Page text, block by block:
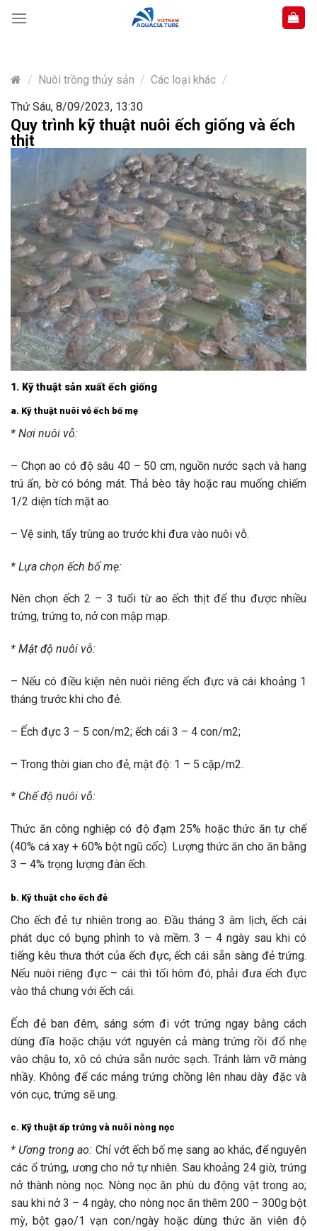
content
/ Nuôi trồng thủy sản / Các loại khác /
Thứ Sáu, 8/09/2023, 13:30
Quy trình kỹ thuật nuôi ếch giống và ếch
thịt
1. Kỹ thuật sản xuất ếch giống
a. Kỹ thuật nuôi vỗ ếch bố mẹ
* Nơi nuôi vỗ:
– Chọn ao có độ sâu 40 – 50 cm, nguồn nước sạch và hang
trú ẩn, bờ có bóng mát. Thả bèo tây hoặc rau muống chiếm
1/2 diện tích mặt ao.
– Vệ sinh, tẩy trùng ao trước khi đưa vào nuôi vỗ.
* Lựa chọn ếch bố mẹ:
Nên chọn ếch 2 – 3 tuổi từ ao ếch thịt để thu được nhiều
trứng, trứng to, nở con mập mạp.
* Mật độ nuôi vỗ:
– Nếu có điều kiện nên nuôi riêng ếch đực và cái khoảng 1
tháng trước khi cho đẻ.
– Ếch đực 3 – 5 con/m2; ếch cái 3 – 4 con/m2;
– Trong thời gian cho đẻ, mật độ: 1 – 5 cặp/m2.
* Chế độ nuôi vỗ:
Thức ăn công nghiệp có độ đạm 25% hoặc thức ăn tự chế
(40% cá xay + 60% bột ngũ cốc). Lượng thức ăn cho ăn bằng
3 – 4% trọng lượng đàn ếch.
b. Kỹ thuật cho ếch đẻ
Cho ếch đẻ tự nhiên trong ao. Đầu tháng 3 âm lịch, ếch cái
phát dục có bụng phình to và mềm. 3 – 4 ngày sau khi có
tiếng kêu thưa thớt của ếch đực, ếch cái sẵn sàng đẻ trứng.
Nếu nuôi riêng đực – cái thì tối hôm đó, phải đưa ếch đực
vào thả chung với ếch cái.
Ếch đẻ ban đêm, sáng sớm đi vớt trứng ngay bằng cách
dùng đĩa hoặc chậu vớt nguyên cả màng trứng rồi đổ nhẹ
vào chậu to, xô có chứa sẵn nước sạch. Tránh làm vỡ màng
nhầy. Không để các mảng trứng chồng lên nhau dày đặc và
vón cục, trứng sẽ ung.
c. Kỹ thuật ấp trứng và nuôi nòng nọc
* Ương trong ao: Chỉ vớt ếch bố mẹ sang ao khác, để nguyên
các ổ trứng, ương cho nở tự nhiên. Sau khoảng 24 giờ, trứng
nở thành nòng nọc. Nòng nọc ăn phù du động vật trong ao;
sau khi nở 3 – 4 ngày, cho nòng nọc ăn thêm 200 – 300g bột
mỳ, bột gạo/1 vạn con/ngày hoặc dùng thức ăn viên độ